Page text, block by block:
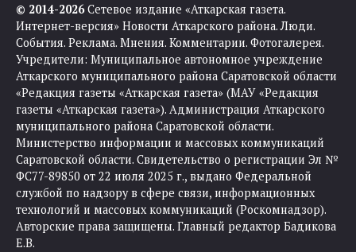
© 2014-2026Сетевое издание «Аткарская газета.
Интернет-версия» Новости Аткарского района. Люди.
События. Реклама. Мнения. Комментарии. Фотогалерея.
Учредители: Муниципальное автономное учреждение
Аткарского муниципального района Саратовской области
«Редакция газеты «Аткарская газета» (МАУ «Редакция
газеты «Аткарская газета»). Администрация Аткарского
муниципального района Саратовской области.
Министерство информации и массовых коммуникаций
Саратовской области. Свидетельство о регистрации Эл №
ФС77-89850 от 22 июля 2025 г., выдано Федеральной
службой по надзору в сфере связи, информационных
технологий и массовых коммуникаций (Роскомнадзор).
Авторские права защищены. Главный редактор Бадикова
Е.В.